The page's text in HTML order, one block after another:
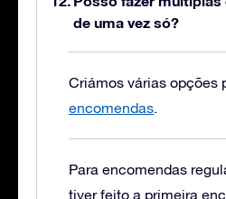
de uma vez só?
Criámos várias opções
encomendas.
Para encomendas
tiver feito a primeira